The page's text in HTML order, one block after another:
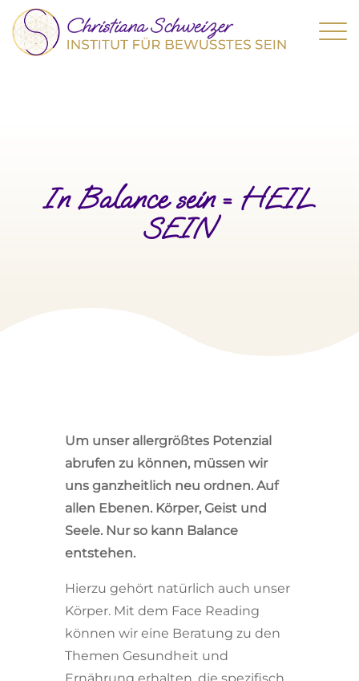
In Balance sein = HEIL
SEIN
Um unser allergrößtes Potenzial
abrufen zu können, müssen wir
uns ganzheitlich neu ordnen. Auf
allen Ebenen. Körper, Geist und
Seele. Nur so kann Balance
entstehen.
Hierzu gehört natürlich auch unser
Körper. Mit dem Face Reading
können wir eine Beratung zu den
Themen Gesundheit und